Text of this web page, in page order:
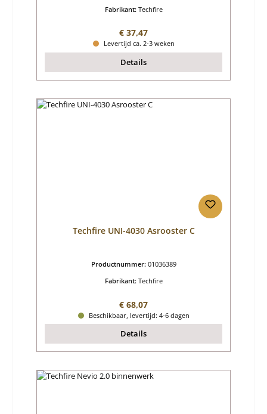
Fabrikant: Techfire
Normale prijs:
€ 37,47
Levertijd ca. 2-3 weken
Details
Techfire UNI-4030 Asrooster C
Productnummer: 01036389
Fabrikant: Techfire
Normale prijs:
€ 68,07
Beschikbaar, levertijd: 4-6 dagen
Details